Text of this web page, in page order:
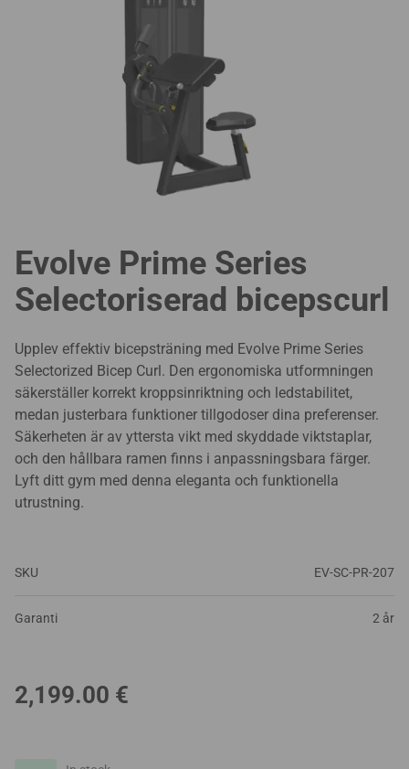
Evolve Prime Series
Selectoriserad bicepscurl
Upplev effektiv bicepsträning med Evolve Prime Series
Selectorized Bicep Curl. Den ergonomiska utformningen
säkerställer korrekt kroppsinriktning och ledstabilitet,
medan justerbara funktioner tillgodoser dina preferenser.
Säkerheten är av yttersta vikt med skyddade viktstaplar,
och den hållbara ramen finns i anpassningsbara färger.
Lyft ditt gym med denna eleganta och funktionella
utrustning.
SKU EV-SC-PR-207
Garanti 2 år
2,199.00 €